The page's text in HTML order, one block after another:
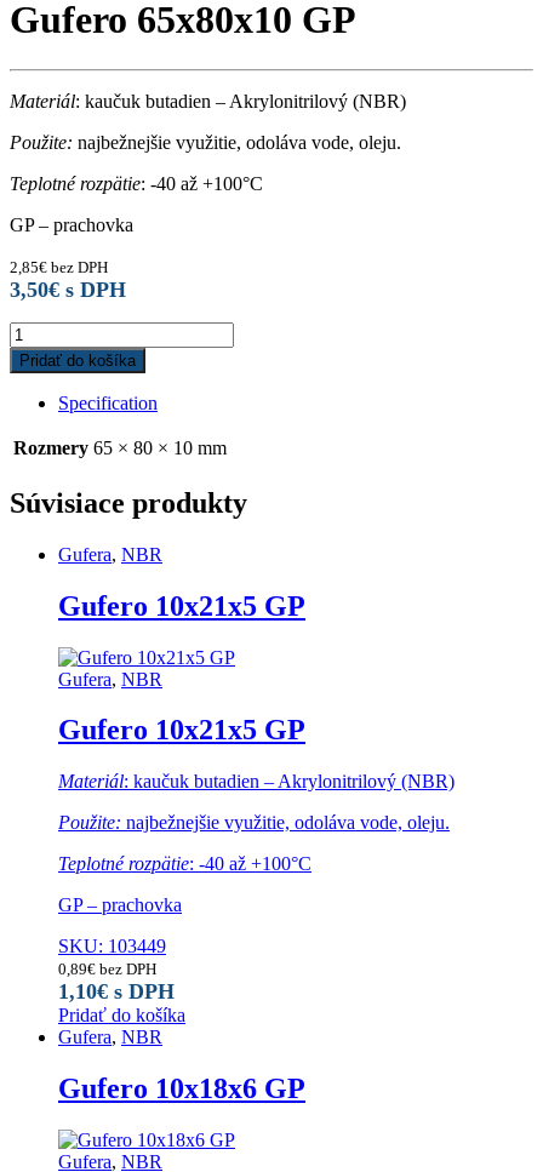
Gufero 65x80x10 GP
Materiál: kaučuk butadien – Akrylonitrilový (NBR)
Použite: najbežnejšie využitie, odoláva vode, oleju.
Teplotné rozpätie: -40 až +100°C
GP – prachovka
2,85€ bez DPH
3,50€ s DPH
Gufero
65x80x10
GP
quantity
Pridať do košíka
Specification
Rozmery 65 × 80 × 10 mm
Súvisiace produkty
Gufera, NBR
Gufero 10x21x5 GP
Gufera, NBR
Gufero 10x21x5 GP
Materiál: kaučuk butadien – Akrylonitrilový (NBR)
Použite: najbežnejšie využitie, odoláva vode, oleju.
Teplotné rozpätie: -40 až +100°C
GP – prachovka
SKU: 103449
0,89€ bez DPH
1,10€ s DPH
Pridať do košíka
Gufera, NBR
Gufero 10x18x6 GP
Gufera, NBR